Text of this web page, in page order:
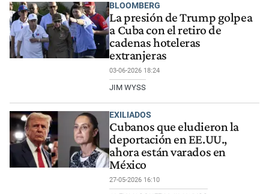
BLOOMBERG
La presión de Trump golpea
a Cuba con el retiro de
cadenas hoteleras
extranjeras
03-06-2026 18:24
JIM WYSS
EXILIADOS
Cubanos que eludieron la
deportación en EE.UU.,
ahora están varados en
México
27-05-2026 16:10